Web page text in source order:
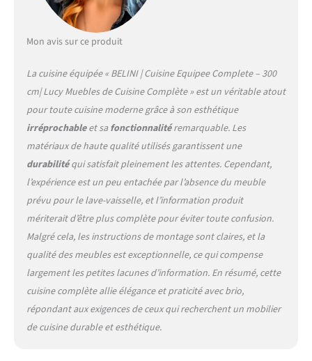
fermeture douce et
et abattants. Testés jusqu’à
60 000 cycles pour une
durabilité maximale.
SYSTÈME NEXUS RANGE-
COUVERTS &
ORGANISATION –
Organisation intégrée des
couverts en polymère ABS
robuste pour une visibilité
optimale et une utilisation
efficace de l’espace. Design
confortable et une
organisation parfaite au
quotidien. SYSTÈME DE
PROTECTION NEXUS PRO++
& LONGÉVITÉ – Les chants
en polymère ABS résistants
protègent toutes les arêtes
Mon avis sur ce produit
La cuisine équipée « BELINI | Cuisine Equipee Complete – 300
cm| Lucy Muebles de Cuisine Complète » est un véritable atout
pour toute cuisine moderne grâce à son esthétique
irréprochableet safonctionnalitéremarquable. Les
matériaux de haute qualité utilisés garantissent une
durabilitéqui satisfait pleinement les attentes. Cependant,
l’expérience est un peu entachée par l’absence du meuble
prévu pour le lave-vaisselle, et l’information produit
mériterait d’être plus complète pour éviter toute confusion.
Malgré cela, les instructions de montage sont claires, et la
qualité des meubles est exceptionnelle, ce qui compense
largement les petites lacunes d’information. En résumé, cette
cuisine complète allie élégance et praticité avec brio,
répondant aux exigences de ceux qui recherchent un mobilier
de cuisine durable et esthétique.